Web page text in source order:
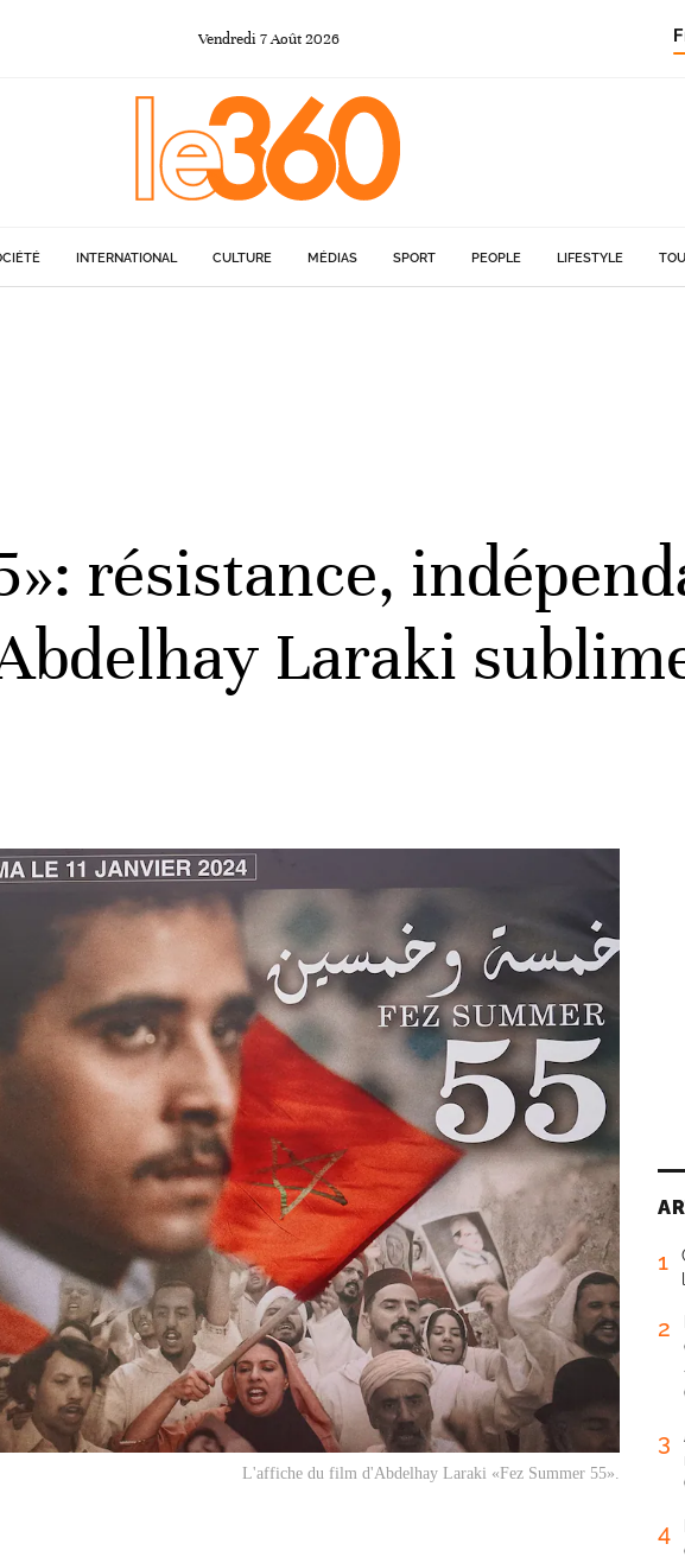
Vendredi 7Août 2026
INTERNATIONAL CULTURE MÉDIAS SPORT PEOPLE LIFESTYLE
résistance,
Laraki
L'affiche du film d'Abdelhay Laraki «Fez Summer 55».
1
2
3
4